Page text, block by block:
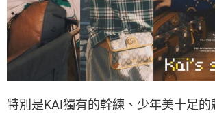
特別是KAI獨有的幹練、少年美十足的